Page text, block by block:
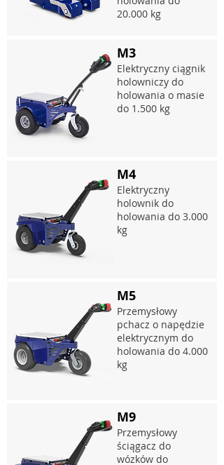
20.000 kg
M3
Elektryczny ciągnik
holowniczy do
holowania o masie
do 1.500 kg
M4
Elektryczny
holownik do
holowania do 3.000
kg
M5
Przemysłowy
pchacz o napędzie
elektrycznym do
holowania do 4.000
kg
M9
Przemysłowy
ściągacz do
wózków do